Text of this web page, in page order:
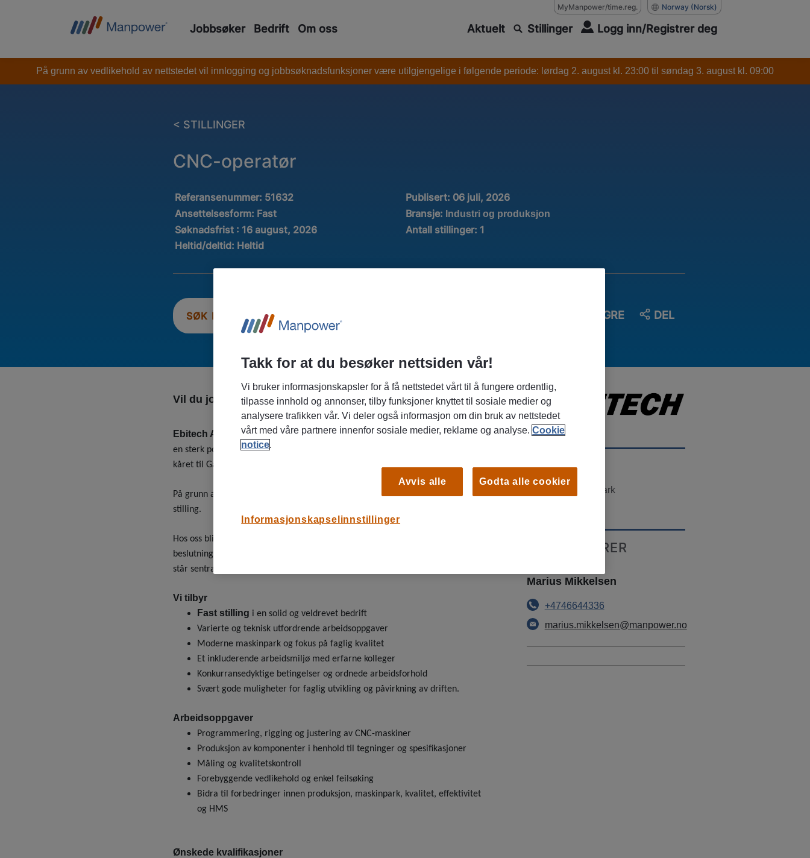
MyManpower/time.reg. Norway (Norsk)
Jobbsøker Bedrift Om oss Aktuelt Stillinger Logg inn/Registrer deg
På grunn av vedlikehold av nettstedet vil innlogging og jobbsøknadsfunksjoner være utilgjengelige i følgende periode: lørdag 2. august kl. 23:00 til søndag 3. august kl. 09:00
< STILLINGER
CNC-operatør
Referansenummer: 51632 Publisert: 06 juli, 2026
Ansettelsesform: Fast Bransje: Industri og produksjon
Søknadsfrist : 16 august, 2026 Antall stillinger: 1
Heltid/deltid: Heltid
SØK PÅ STILLINGEN LAGRE DEL
Vil du jobbe med moderne CNC i et sterkt fagmiljø?
Ebitech AS
er et moderne teknologiselskap med en avansert maskinpark og
en sterk posisjon innen maskinering og design for produksjon. Selskapet ble
kåret til Gaselle-bedrift 2025.
På grunn av økende oppdragsmengde søker vi nå en CNC-operatør til fast
stilling.
Hos oss blir du en del av et sterkt fagmiljø med moderne maskinpark, korte
beslutningsveier og en kultur der kvalitet, samarbeid og kontinuerlig forbedring
står sentralt.
Vi tilbyr
Fast stilling i en solid og veldrevet bedrift
Varierte og teknisk utfordrende arbeidsoppgaver
Moderne maskinpark og fokus på faglig kvalitet
Et inkluderende arbeidsmiljø med erfarne kolleger
Konkurransedyktige betingelser og ordnede arbeidsforhold
Svært gode muligheter for faglig utvikling og påvirkning av driften.
Arbeidsoppgaver
Programmering, rigging og justering av CNC-maskiner
Produksjon av komponenter i henhold til tegninger og spesifikasjoner
Måling og kvalitetskontroll
Forebyggende vedlikehold og enkel feilsøking
Bidra til forbedringer innen produksjon, maskinpark, kvalitet, effektivitet
og HMS
Ønskede kvalifikasjoner
STED
Porsgrunn, Telemark
REKRUTTERER
Marius Mikkelsen
+4746644336
marius.mikkelsen@manpower.no
Takk for at du besøker nettsiden vår!
Vi bruker informasjonskapsler for å få nettstedet vårt til å fungere ordentlig,
tilpasse innhold og annonser, tilby funksjoner knyttet til sosiale medier og
analysere trafikken vår. Vi deler også informasjon om din bruk av nettstedet
vårt med våre partnere innenfor sosiale medier, reklame og analyse.Cookie
notice.
Informasjonskapselinnstillinger
Avvis alle Godta alle cookier